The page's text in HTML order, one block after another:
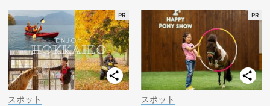
スポット スポット